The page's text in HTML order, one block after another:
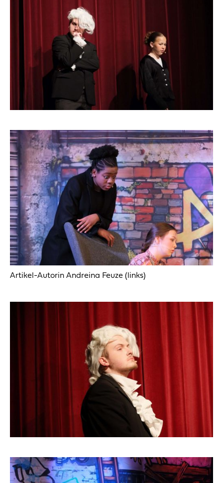
Artikel-Autorin Andreina Feuze (links)